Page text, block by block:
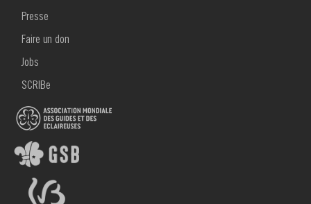
Septembre
2022
Presse
Faire un don
Jobs
SCRIBe